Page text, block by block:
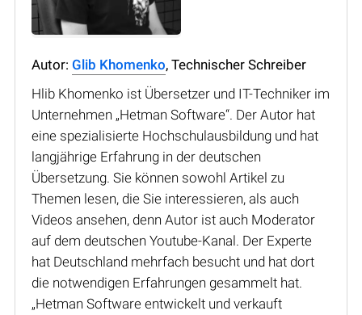
Autor: Glib Khomenko, Technischer Schreiber
Hlib Khomenko ist Übersetzer und IT-Techniker im
Unternehmen „Hetman Software“. Der Autor hat
eine spezialisierte Hochschulausbildung und hat
langjährige Erfahrung in der deutschen
Übersetzung. Sie können sowohl Artikel zu
Themen lesen, die Sie interessieren, als auch
Videos ansehen, denn Autor ist auch Moderator
auf dem deutschen Youtube-Kanal. Der Experte
hat Deutschland mehrfach besucht und hat dort
die notwendigen Erfahrungen gesammelt hat.
„Hetman Software entwickelt und verkauft